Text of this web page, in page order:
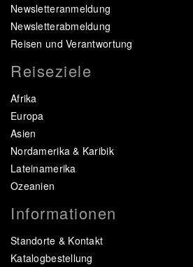
Newsletteranmeldung
Newsletterabmeldung
Reisen und Verantwortung
Reiseziele
Afrika
Europa
Asien
Nordamerika & Karibik
Lateinamerika
Ozeanien
Informationen
Standorte & Kontakt
Katalogbestellung